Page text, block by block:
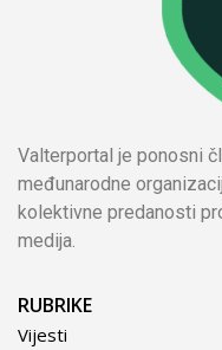
Valterportal je ponosni
međunarodne
kolektivne predanosti
medija.
RUBRIKE
Vijesti